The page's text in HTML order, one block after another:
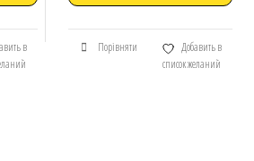
в
Порівняти
Добавить в
список желаний